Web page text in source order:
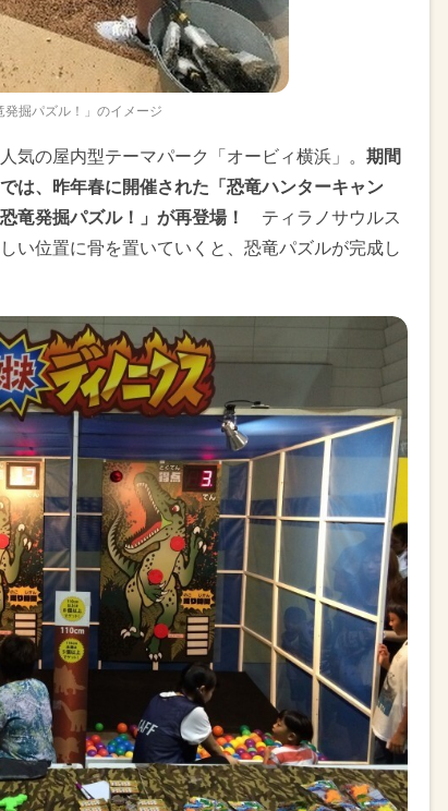
発掘パズル！」のイメージ
気の屋内型テーマパーク「オービィ横浜」。 期間
は、昨年春に開催された「恐竜ハンターキャン
竜発掘パズル！」が再登場！
ティラノサウルス
い位置に骨を置いていくと、恐竜パズルが完成し